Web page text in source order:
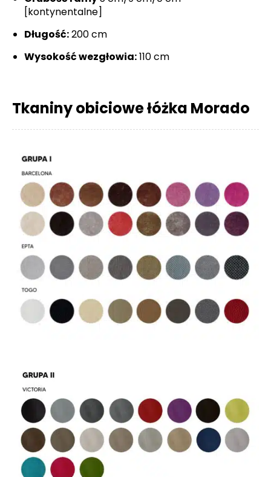
[kontynentalne]
Długość:200 cm
Wysokość wezgłowia:110 cm
Tkaniny obiciowe łóżka Morado